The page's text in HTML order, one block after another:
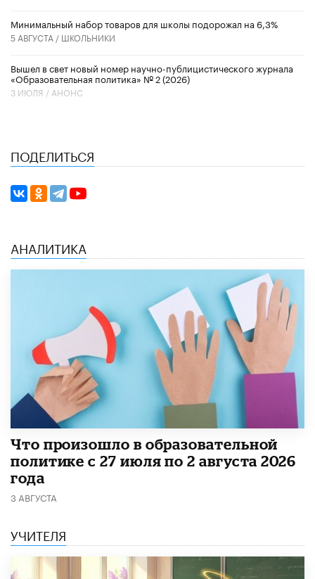
Минимальный набор товаров для школы подорожал на 6,3%
5 АВГУСТА / ШКОЛЬНИКИ
Вышел в свет новый номер научно-публицистического журнала
«Образовательная политика» № 2 (2026)
3 ИЮЛЯ / АНОНС
ПОДЕЛИТЬСЯ
АНАЛИТИКА
​Что произошло в образовательной
политике с 27 июля по 2 августа 2026
года
3 АВГУСТА
УЧИТЕЛЯ